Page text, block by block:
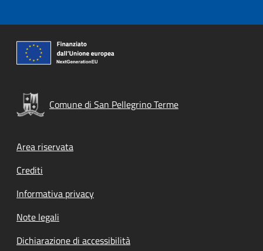
Comune di San Pellegrino Terme
Footer menu
Area riservata
Crediti
Informativa privacy
Note legali
Dichiarazione di accessibilità